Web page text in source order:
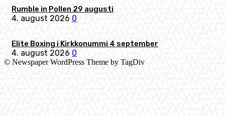
Rumble in Pollen 29 augusti
4. august 2026 0
Elite Boxing i Kirkkonummi 4 september
4. august 2026 0
© Newspaper WordPress Theme by TagDiv